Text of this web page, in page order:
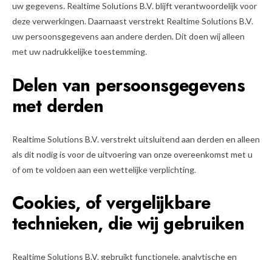
uw gegevens. Realtime Solutions B.V. blijft verantwoordelijk voor
deze verwerkingen. Daarnaast verstrekt Realtime Solutions B.V.
uw persoonsgegevens aan andere derden. Dit doen wij alleen
met uw nadrukkelijke toestemming.
Delen van persoonsgegevens
met derden
Realtime Solutions B.V. verstrekt uitsluitend aan derden en alleen
als dit nodig is voor de uitvoering van onze overeenkomst met u
of om te voldoen aan een wettelijke verplichting.
Cookies, of vergelijkbare
technieken, die wij gebruiken
Realtime Solutions B.V. gebruikt functionele, analytische en